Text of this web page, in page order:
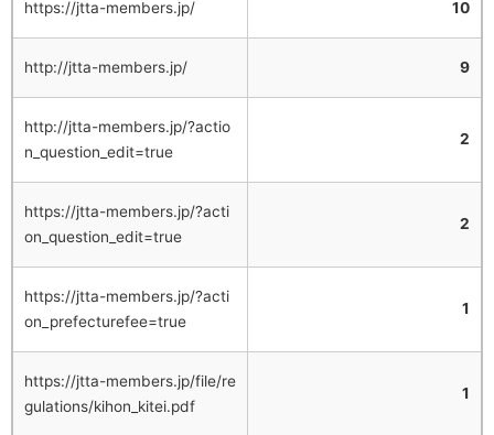
https://jtta-members.jp/ 10
http://jtta-members.jp/ 9
http://jtta-members.jp/?actio
n_question_edit=true
2
https://jtta-members.jp/?acti
on_question_edit=true
2
https://jtta-members.jp/?acti
on_prefecturefee=true
1
https://jtta-members.jp/file/re
gulations/kihon_kitei.pdf
1